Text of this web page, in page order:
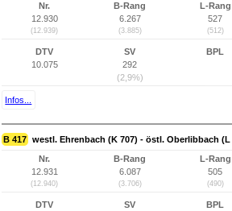
Nr.
12.930
(12.939)
B-Rang
6.267
(3.885)
L-Rang
527
(512)
DTV
10.075
SV
292
(2,9%)
BPL
Infos...
B 417 westl. Ehrenbach (K 707) - östl. Oberlibbach (L
Nr.
12.931
(12.940)
B-Rang
6.087
(3.706)
L-Rang
505
(490)
DTV
SV
BPL